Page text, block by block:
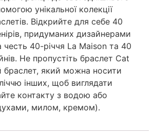
унікальної колекції
Відкрийте для себе 40
придуманих дизайнерами
честь 40-річчя La Maison та 40
Не пропустіть браслет Cat
браслет, який можна носити
інших, щоб виглядати
контакту з водою або
милом, кремом).